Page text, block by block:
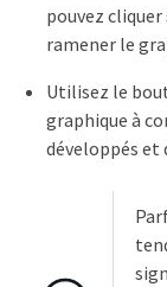
pouvez
ramener le
Utilisez le
graphique à
développés et